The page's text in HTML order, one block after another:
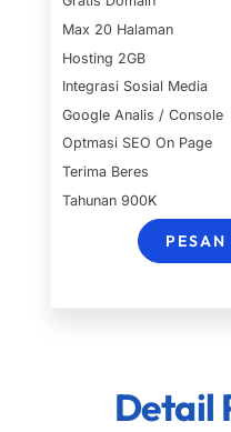
Max 20 Halaman
Hosting 2GB
Integrasi Sosial Media
Google Analis / Console
Optmasi SEO On Page
Terima Beres
Tahunan 900K
PESAN
Detail